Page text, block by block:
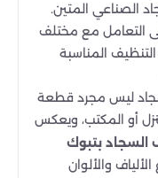
الصناعي المتين.
التعامل مع مختلف
المناسبة
ليس مجرد قطعة
أو المكتب، ويعكس
السجاد بتبوك
والألوان